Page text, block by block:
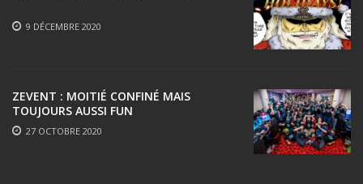
9 DÉCEMBRE 2020
ZEVENT : MOITIÉ CONFINÉ MAIS
TOUJOURS AUSSI FUN
27 OCTOBRE 2020